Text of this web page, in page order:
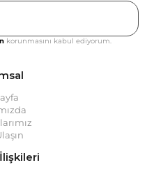
korunmasını kabul ediyorum.